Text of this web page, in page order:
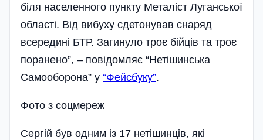
біля населенного пункту Металіст Луганської
області. Від вибуху сдетонував снаряд
всередині БТР. Загинуло троє бійців та троє
поранено”, – повідомляє “Нетішинська
Самооборона” у “Фейсбуку”.
Фото з соцмереж
Сергій був одним із 17 нетішинців, які